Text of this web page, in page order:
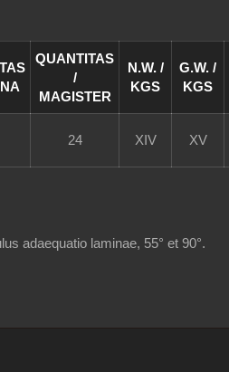
QUANTITAS
/
MAGISTER
N.W. /
KGS
G.W. /
KGS
24 XIV XV
adaequatio laminae, 55° et 90°.